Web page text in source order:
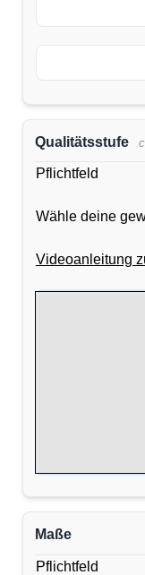
Qualitätsstufe
Pflichtfeld
Wähle deine
Videoanleitung
Maße
Pflichtfeld